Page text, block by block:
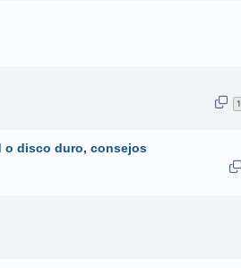
1
o disco duro, consejos